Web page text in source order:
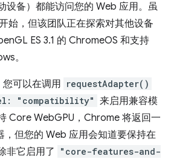
设备）都能访问您的 Web 应用。虽
始，但该团队正在探索对其他设备
ES 3.1 的 ChromeOS 和支持
。
可以在调用 requestAdapter()
"compatibility" 来启用兼容模
Core WebGPU，Chrome 将返回一
，但您的 Web 应用会知道要保持在
非它启用了
"core-features-and-